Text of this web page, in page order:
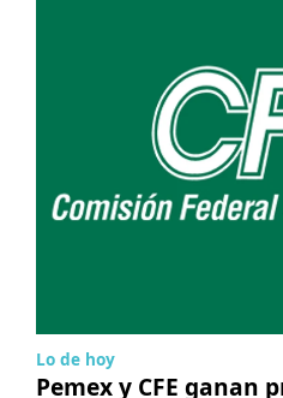
Lo de hoy
Pemex y CFE ganan